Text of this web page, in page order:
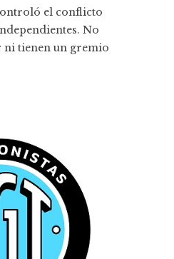
el conflicto
No
ni tienen un gremio